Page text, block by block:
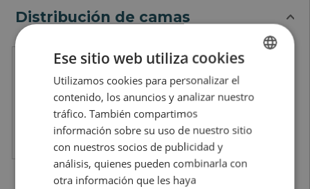
Distribución de camas
Literas
4 literas de: 78 x 200
Cama matrimonio
capuchina
SPANISH
ENGLISH
Ese sitio web utiliza cookies
Utilizamos cookies para personalizar el
contenido, los anuncios y analizar nuestro
tráfico. También compartimos
información sobre su uso de nuestro sitio
con nuestros socios de publicidad y
análisis, quienes pueden combinarla con
otra información que les haya